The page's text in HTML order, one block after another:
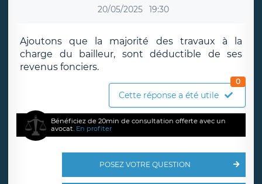
20/05/2025 19:30
Ajoutons que la majorité des travaux à la
charge du bailleur, sont déductible de ses
revenus fonciers.
Cette réponse a été utile
0
Bénéficiez de 20min de consultation offerte avec un
avocat. En profiter
POSEZ VOTRE QUESTION